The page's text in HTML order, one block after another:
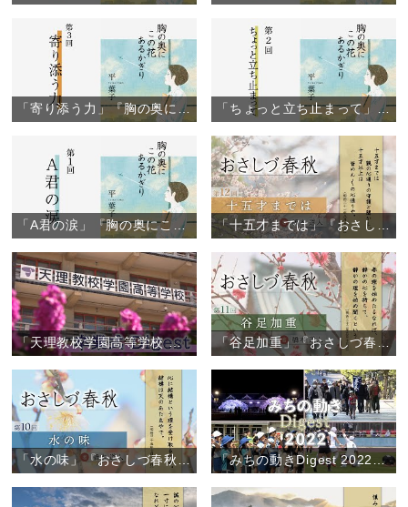
「寄り添う力」『胸の奥にこの花あるかぎり』（3） 「ちょっと立ち止まって」『胸の奥にこの花あるかぎり』（2）
「A君の涙」『胸の奥にこの花あるかぎり』（1） 「十五才までは」『おさしづ春秋』（12）
「天理教校学園高等学校 卒業式」 「谷足加重」『おさしづ春秋』（11）
「水の味」『おさしづ春秋』（10） 「みちの動きDigest 2022」（2022年12月27日）